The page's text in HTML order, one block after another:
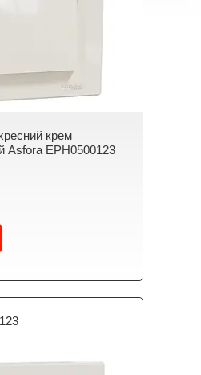
крем
Asfora EPH0500123